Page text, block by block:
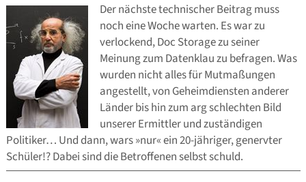
Der nächste technischer Beitrag muss
noch eine Woche warten. Es war zu
verlockend, Doc Storage zu seiner
Meinung zum Datenklau zu befragen. Was
wurden nicht alles für Mutmaßungen
angestellt, von Geheimdiensten anderer
Länder bis hin zum arg schlechten Bild
unserer Ermittler und zuständigen
Politiker… Und dann, wars »nur« ein 20-jähriger, genervter
Schüler!? Dabei sind die Betroffenen selbst schuld.